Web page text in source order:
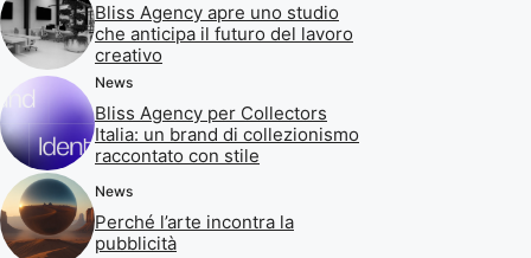
Bliss Agency apre uno studio
che anticipa il futuro del lavoro
creativo
News
Bliss Agency per Collectors
Italia: un brand di collezionismo
raccontato con stile
News
Perché l’arte incontra la
pubblicità